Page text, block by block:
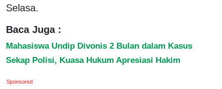
Selasa.
Baca Juga :
Mahasiswa Undip Divonis 2 Bulan dalam Kasus
Sekap Polisi, Kuasa Hukum Apresiasi Hakim
Sponsored